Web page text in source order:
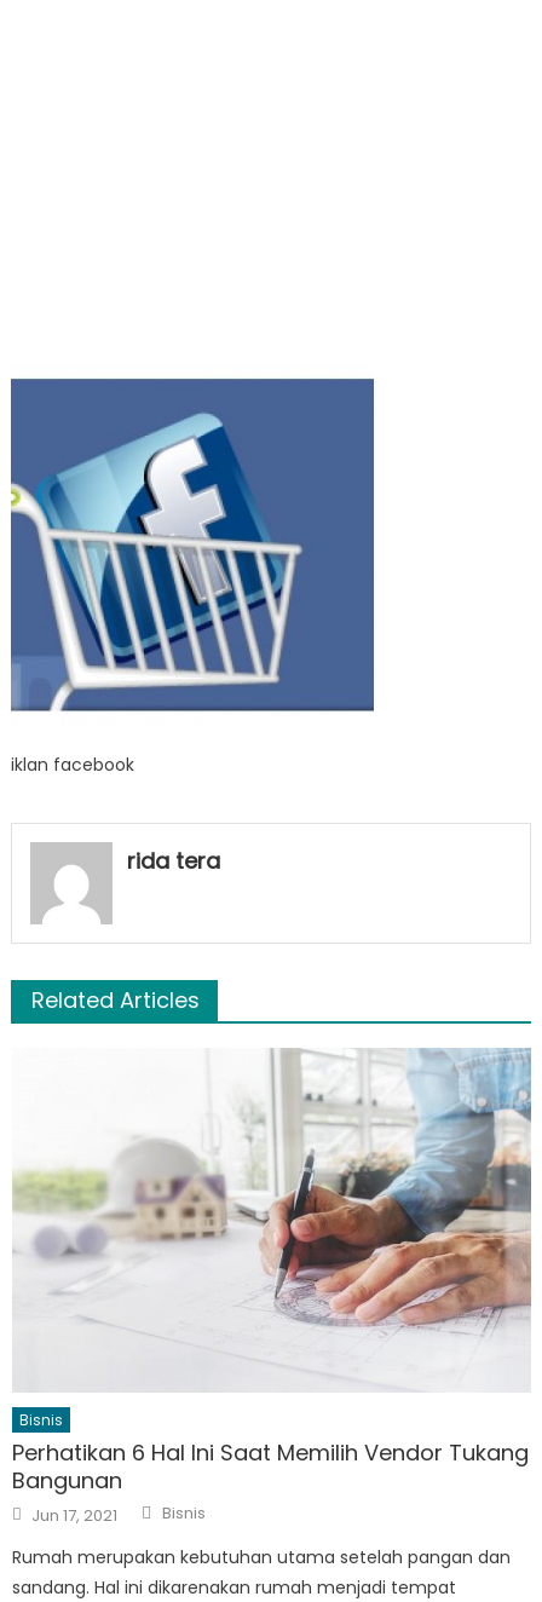
iklan facebook
rida tera
Related Articles
Bisnis
Perhatikan 6 Hal Ini Saat Memilih Vendor Tukang
Bangunan
Posted
on
Jun 17, 2021 Author
Bisnis
Rumah merupakan kebutuhan utama setelah pangan dan
sandang. Hal ini dikarenakan rumah menjadi tempat